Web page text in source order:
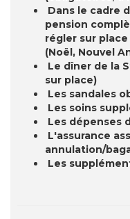
Dans le cadre
pension
régler sur
(Noël, Nouvel
Le dîner de la
sur place)
Les sandales
Les soins
Les dépenses
L'assurance
annulation/
Les